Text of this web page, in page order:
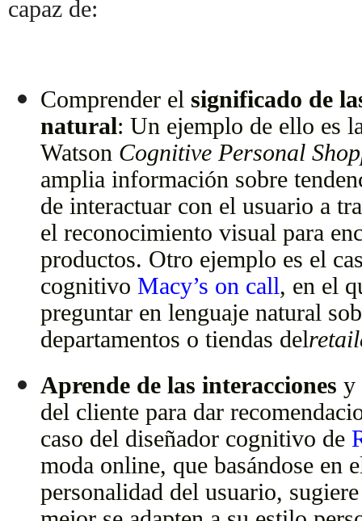
capaz de:
Comprender el significado de
natural: Un ejemplo de ello es
Watson Cognitive Personal
amplia información sobre
de interactuar con el usuario a
el reconocimiento visual para
productos. Otro ejemplo es el
cognitivoMacy’s on call, en el
preguntar en lenguaje natural
departamentos o tiendas del
Aprende de las interacciones y
del cliente para dar
caso del diseñador cognitivo de
moda online, que basándose en
personalidad del usuario,